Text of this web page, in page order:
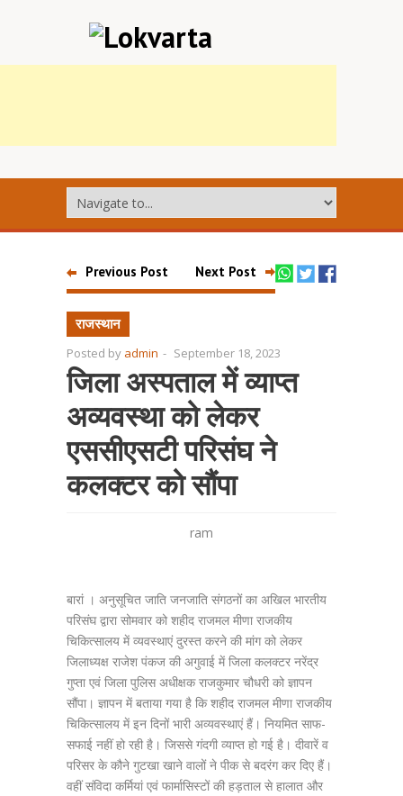
Previous Post Next Post
राजस्थान
Posted by admin - September 18, 2023
जिला अस्पताल में व्याप्त
अव्यवस्था को लेकर
एससीएसटी परिसंघ ने
कलक्टर को सौंपा
ram
बारां । अनुसूचित जाति जनजाति संगठनों का अखिल भारतीय
परिसंघ द्वारा सोमवार को शहीद राजमल मीणा राजकीय
चिकित्सालय में व्यवस्थाएं दुरस्त करने की मांग को लेकर
जिलाध्यक्ष राजेश पंकज की अगुवाई में जिला कलक्टर नरेंद्र
गुप्ता एवं जिला पुलिस अधीक्षक राजकुमार चौधरी को ज्ञापन
सौंपा। ज्ञापन में बताया गया है कि शहीद राजमल मीणा राजकीय
चिकित्सालय में इन दिनों भारी अव्यवस्थाएं हैं। नियमित साफ-
सफाई नहीं हो रही है। जिससे गंदगी व्याप्त हो गई है। दीवारें व
परिसर के कौने गुटखा खाने वालों ने पीक से बदरंग कर दिए हैं।
वहीं संविदा कर्मियां एवं फार्मासिस्टों की हड़ताल से हालात और